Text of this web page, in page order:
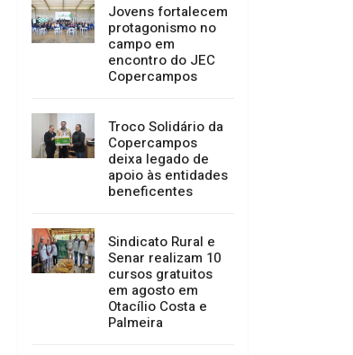
Suspeito de furto é preso pela
Polícia Militar; drogas, munições
e objetos furtados são
07/01/2022 09:46
Jovens fortalecem
protagonismo no
campo em
encontro do JEC
Copercampos
Troco Solidário da
Copercampos
deixa legado de
apoio às entidades
beneficentes
Sindicato Rural e
Senar realizam 10
cursos gratuitos
em agosto em
Otacílio Costa e
Palmeira